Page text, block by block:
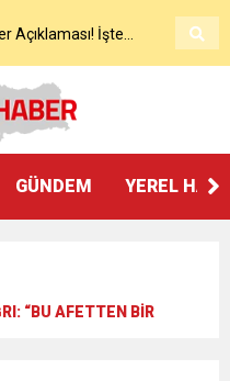
Açıklaması! İşte
İlk Sözleri!
GÜNDEM YEREL
“BU AFETTEN BİR